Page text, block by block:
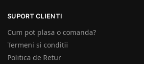
SUPORT CLIENTI
Cum pot plasa o comanda?
Termeni si conditii
Politica de Retur